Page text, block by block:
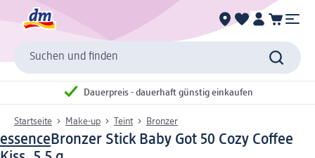
Suchen und finden
Dauerpreis - dauerhaft günstig einkaufen
Startseite Make-up Teint Bronzer
essenceBronzer Stick Baby Got 50 Cozy Coffee